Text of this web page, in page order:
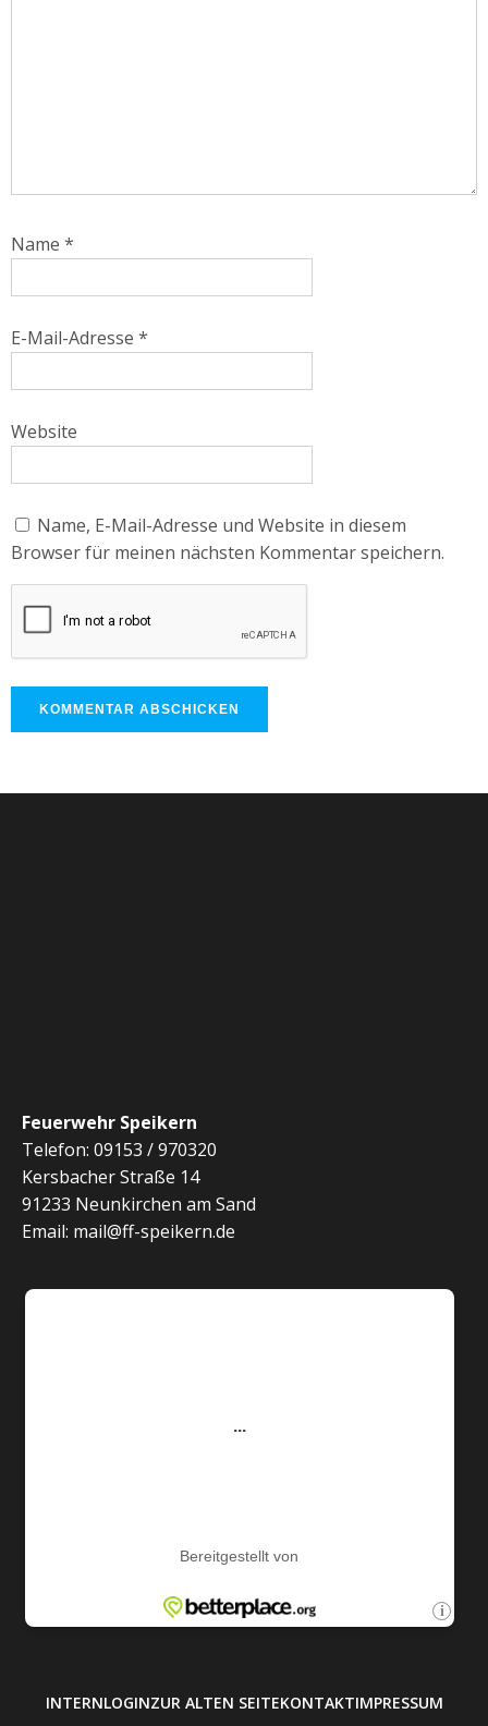
Name *
E-Mail-Adresse *
Website
Name, E-Mail-Adresse und Website in diesem
Browser für meinen nächsten Kommentar speichern.
Feuerwehr Speikern
Telefon: 09153 / 970320
Kersbacher Straße 14
91233 Neunkirchen am Sand
Email: mail@ff-speikern.de
INTERNLOGINZUR ALTEN SEITEKONTAKTIMPRESSUM